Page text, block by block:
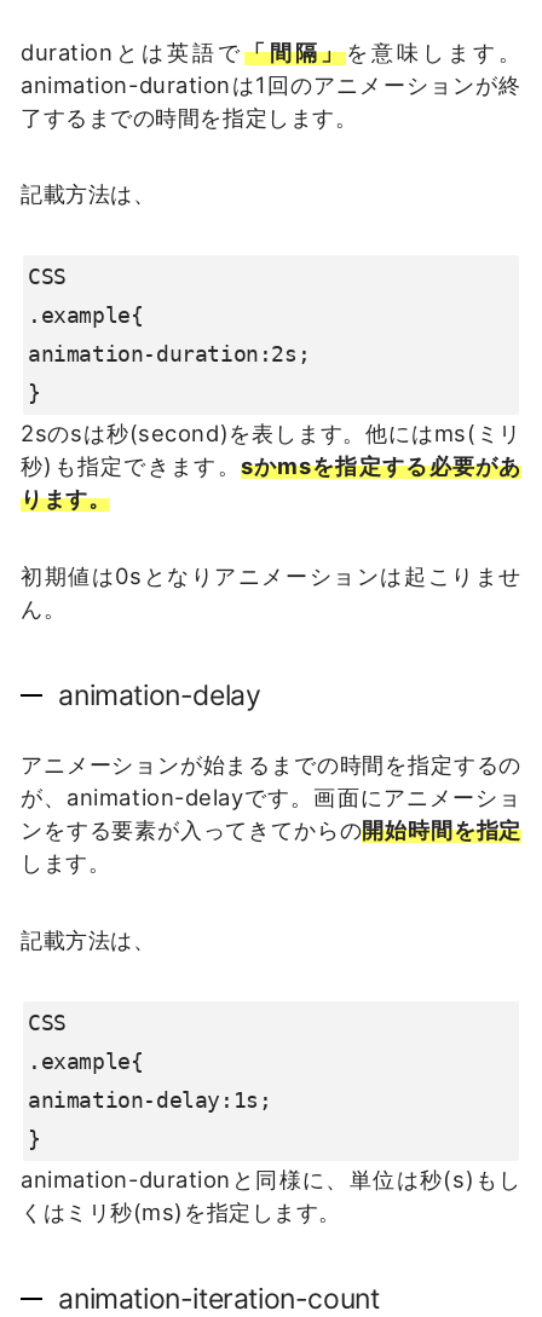
durationとは英語で「間隔」を意味します。
animation-durationは1回のアニメーションが終
了するまでの時間を指定します。
記載方法は、
CSS
.example{
animation-duration:2s;
}
2sのsは秒(second)を表します。他にはms(ミリ
秒)も指定できます。 sかmsを指定する必要があ
ります。
初期値は0sとなりアニメーションは起こりませ
ん。
animation-delay
アニメーションが始まるまでの時間を指定するの
が、animation-delayです。画面にアニメーショ
ンをする要素が入ってきてからの開始時間を指定
します。
記載方法は、
CSS
.example{
animation-delay:1s;
}
animation-durationと同様に、単位は秒(s)もし
くはミリ秒(ms)を指定します。
animation-iteration-count